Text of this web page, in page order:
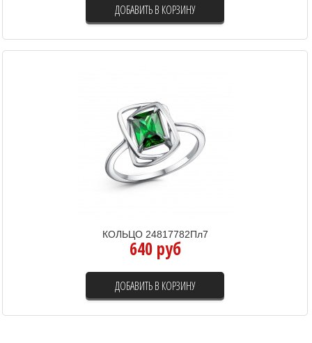
ДОБАВИТЬ В КОРЗИНУ
КОЛЬЦО 24817782Пл7
640 руб
ДОБАВИТЬ В КОРЗИНУ